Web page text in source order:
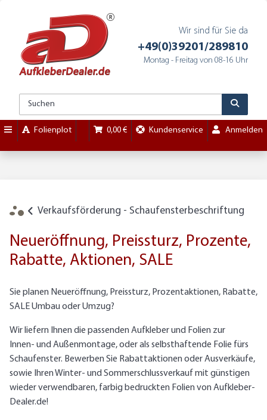
Wir sind für Sie da
+49(0)39201/289810
Montag - Freitag von 08-16 Uhr
Folienplot 0,00 € Kundenservice Anmelden
Verkaufsförderung - Schaufensterbeschriftung
Neueröffnung, Preissturz, Prozente,
Rabatte, Aktionen, SALE
Sie planen Neueröffnung, Preissturz, Prozentaktionen, Rabatte,
SALE Umbau oder Umzug?
Wir liefern Ihnen die passenden Aufkleber und Folien zur
Innen- und Außenmontage, oder als selbsthaftende Folie fürs
Schaufenster. Bewerben Sie Rabattaktionen oder Ausverkäufe,
sowie Ihren Winter- und Sommerschlussverkauf mit günstigen
wieder verwendbaren, farbig bedruckten Folien von Aufkleber-
Dealer.de!